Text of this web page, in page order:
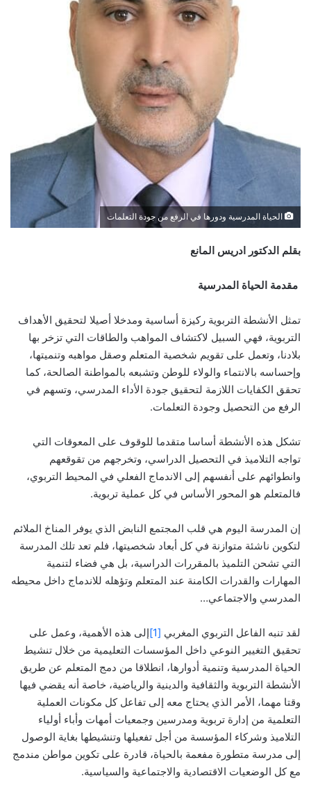
الحياة المدرسية ودورها في الرفع من جودة التعلمات
بقلم الدكتور ادريس المانع
مقدمة الحياة المدرسية
تمثل الأنشطة التربوية ركيزة أساسية ومدخلا أصيلا لتحقيق الأهداف
التربوية، فهي السبيل لاكتشاف المواهب والطاقات التي تزخر بها
بلادنا، وتعمل على تقويم شخصية المتعلم وصقل مواهبه وتنميتها،
وإحساسه بالانتماء والولاء للوطن وتشبعه بالمواطنة الصالحة، كما
تحقق الكفايات اللازمة لتحقيق جودة الأداء المدرسي، وتسهم في
الرفع من التحصيل وجودة التعلمات.
تشكل هذه الأنشطة أساسا متقدما للوقوف على المعوقات التي
تواجه التلاميذ في التحصيل الدراسي، وتخرجهم من تقوقعهم
وانطوائهم على أنفسهم إلى الاندماج الفعلي في المحيط التربوي،
فالمتعلم هو المحور الأساس في كل عملية تربوية.
إن المدرسة اليوم هي قلب المجتمع النابض الذي يوفر المناخ الملائم
لتكوين ناشئة متوازنة في كل أبعاد شخصيتها، فلم تعد تلك المدرسة
التي تشحن التلميذ بالمقررات الدراسية، بل هي فضاء لتنمية
المهارات والقدرات الكامنة عند المتعلم وتؤهله للاندماج داخل محيطه
المدرسي والاجتماعي…
لقد تنبه الفاعل التربوي المغربي [1]
إلى هذه الأهمية، وعمل على
تحقيق التغيير النوعي داخل المؤسسات التعليمية من خلال تنشيط
الحياة المدرسية وتنمية أدوارها، انطلاقا من دمج المتعلم عن طريق
الأنشطة التربوية والثقافية والدينية والرياضية، خاصة أنه يقضي فيها
وقتا مهما، الأمر الذي يحتاج معه إلى تفاعل كل مكونات العملية
التعلمية من إدارة تربوية ومدرسين وجمعيات أمهات وأباء أولياء
التلاميذ وشركاء المؤسسة من أجل تفعيلها وتنشيطها بغاية الوصول
إلى مدرسة متطورة مفعمة بالحياة، قادرة على تكوين مواطن مندمج
مع كل الوضعيات الاقتصادية والاجتماعية والسياسية.